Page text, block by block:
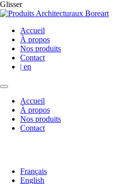
Glisser
Accueil
À propos
Nos produits
Contact
| en
Accueil
À propos
Nos produits
Contact
Français
English